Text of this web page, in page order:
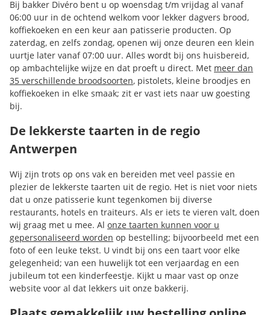
Bij bakker Divéro bent u op woensdag t/m vrijdag al vanaf
06:00 uur in de ochtend welkom voor lekker dagvers brood,
koffiekoeken en een keur aan patisserie producten. Op
zaterdag, en zelfs zondag, openen wij onze deuren een klein
uurtje later vanaf 07:00 uur. Alles wordt bij ons huisbereid,
op ambachtelijke wijze en dat proeft u direct. Met meer dan
35 verschillende broodsoorten, pistolets, kleine broodjes en
koffiekoeken in elke smaak; zit er vast iets naar uw goesting
bij.
De lekkerste taarten in de regio
Antwerpen
Wij zijn trots op ons vak en bereiden met veel passie en
plezier de lekkerste taarten uit de regio. Het is niet voor niets
dat u onze patisserie kunt tegenkomen bij diverse
restaurants, hotels en traiteurs. Als er iets te vieren valt, doen
wij graag met u mee. Al onze taarten kunnen voor u
gepersonaliseerd worden op bestelling; bijvoorbeeld met een
foto of een leuke tekst. U vindt bij ons een taart voor elke
gelegenheid; van een huwelijk tot een verjaardag en een
jubileum tot een kinderfeestje. Kijkt u maar vast op onze
website voor al dat lekkers uit onze bakkerij.